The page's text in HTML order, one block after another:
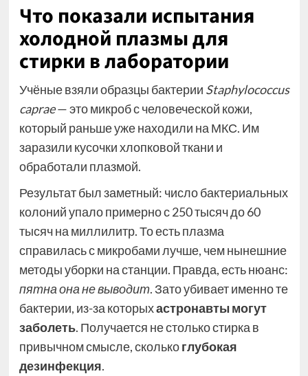
Что показали испытания
холодной плазмы для
стирки в лаборатории
Учёные взяли образцы бактерии Staphylococcus
caprae— это микроб с человеческой кожи,
который раньше уже находили на МКС. Им
заразили кусочки хлопковой ткани и
обработали плазмой.
Результат был заметный: число бактериальных
колоний упало примерно с 250 тысяч до 60
тысяч на миллилитр. То есть плазма
справилась с микробами лучше, чем нынешние
методы уборки на станции. Правда, есть нюанс:
пятна она не выводит. Зато убивает именно те
бактерии, из-за которыхастронавты могут
заболеть. Получается не столько стирка в
привычном смысле, сколькоглубокая
дезинфекция.